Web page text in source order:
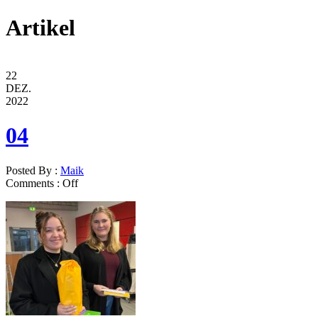
Artikel
22
DEZ.
2022
04
Posted By : Maik
Comments : Off